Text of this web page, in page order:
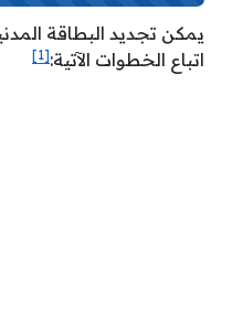
يمكن تجديد البطاقة
اتباع الخطوات الآتية:[1]